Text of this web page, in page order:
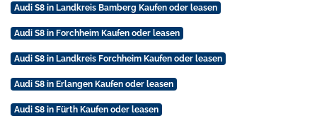
Audi S8 in Landkreis Bamberg Kaufen oder leasen
Audi S8 in Forchheim Kaufen oder leasen
Audi S8 in Landkreis Forchheim Kaufen oder leasen
Audi S8 in Erlangen Kaufen oder leasen
Audi S8 in Fürth Kaufen oder leasen